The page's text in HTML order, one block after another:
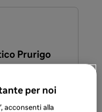
Prurigo
per noi
acconsenti alla